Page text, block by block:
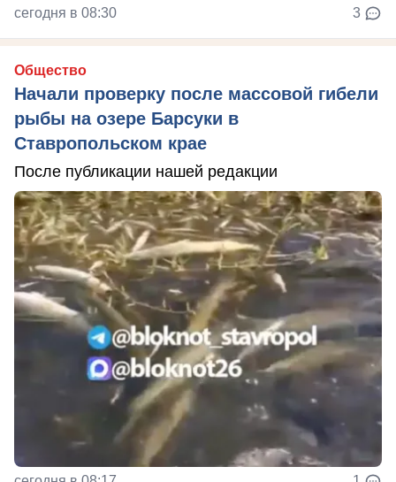
сегодня в 08:30 3
Общество
Начали проверку после массовой гибели
рыбы на озере Барсуки в
Ставропольском крае
После публикации нашей редакции